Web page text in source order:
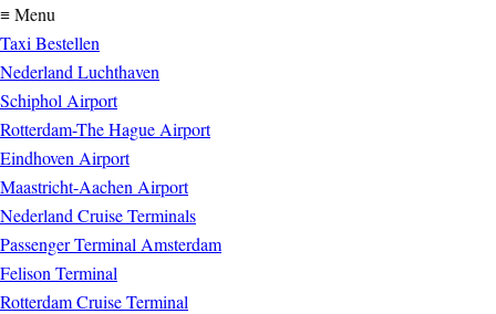
≡ Menu
Taxi Bestellen
Nederland Luchthaven
Schiphol Airport
Rotterdam-The Hague Airport
Eindhoven Airport
Maastricht-Aachen Airport
Nederland Cruise Terminals
Passenger Terminal Amsterdam
Felison Terminal
Rotterdam Cruise Terminal